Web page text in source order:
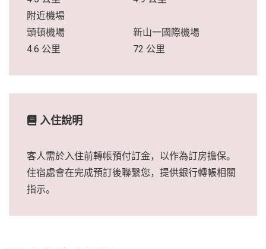
附近機場
頭頓機場
4.6 公里
新山一國際機場
72 公里
入住說明
客人需於入住前轉帳預付訂金，以作為訂房擔保。
住宿處會在完成預訂後聯繫您，提供銀行轉帳相關
指示。